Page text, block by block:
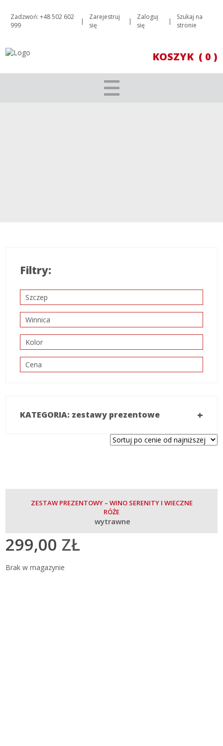
Zadzwoń: +48 502 602
999
|
Zarejestruj
się
|
Zaloguj
się
|
Szukaj na
stronie
KOSZYK ( 0 )
Filtry:
Szczep
Winnica
Kolor
Cena
KATEGORIA: zestawy prezentowe +
ZESTAW PREZENTOWY – WINO SERENITY I WIECZNE
RÓŻE
wytrawne
299,00 ZŁ
Brak w magazynie